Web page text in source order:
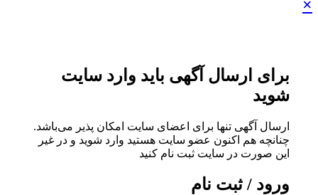
×
برای ارسال آگهی باید وارد سایت
شوید
ارسال آگهی تنها برای اعضای سایت امکان پذیر می‌باشد.
چنانچه هم‌ اکنون عضو سایت هستید وارد شوید و در غیر
این صورت در سایت ثبت نام کنید
ورود / ثبت نام